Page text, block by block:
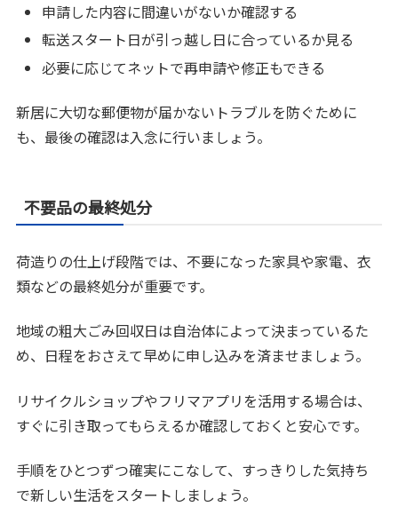
申請した内容に間違いがないか確認する
転送スタート日が引っ越し日に合っているか見る
必要に応じてネットで再申請や修正もできる
新居に大切な郵便物が届かないトラブルを防ぐために
も、最後の確認は入念に行いましょう。
不要品の最終処分
荷造りの仕上げ段階では、不要になった家具や家電、衣
類などの最終処分が重要です。
地域の粗大ごみ回収日は自治体によって決まっているた
め、日程をおさえて早めに申し込みを済ませましょう。
リサイクルショップやフリマアプリを活用する場合は、
すぐに引き取ってもらえるか確認しておくと安心です。
手順をひとつずつ確実にこなして、すっきりした気持ち
で新しい生活をスタートしましょう。